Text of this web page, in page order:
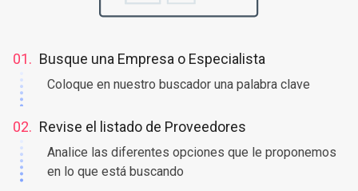
01. Busque una Empresa o Especialista
Coloque en nuestro buscador una palabra clave
02. Revise el listado de Proveedores
Analice las diferentes opciones que le proponemos
en lo que está buscando